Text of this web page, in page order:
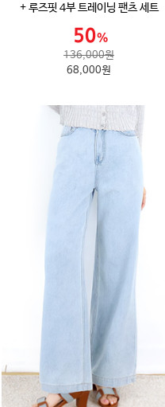
+ 루즈핏 4부 트레이닝 팬츠 세트
136,000원
68,000원